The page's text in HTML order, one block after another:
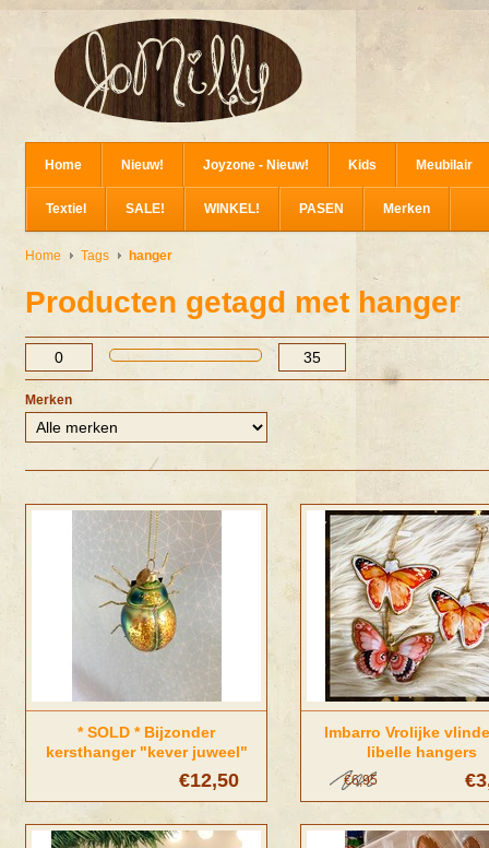
Home Nieuw! Joyzone - Nieuw! Kids Meubilair
Textiel SALE! WINKEL! PASEN Merken
Home Tags hanger
Producten getagd met hanger
Merken
* SOLD * Bijzonder
kersthanger "kever juweel"
€12,50
Imbarro Vrolijke
libelle hangers
€6,95